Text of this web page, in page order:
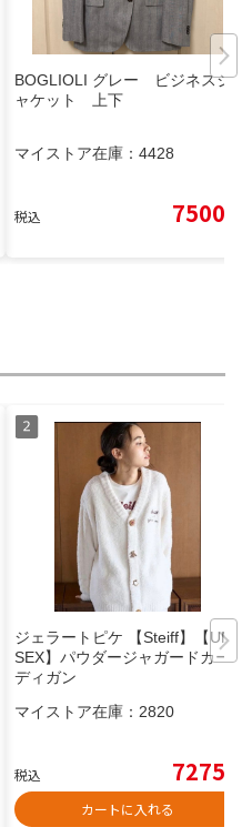
BOGLIOLI グレー ビジネスジ
ャケット 上下
マイストア在庫： 4428
税込 7500
ジェラートピケ 【Steiff】【UNI
SEX】パウダージャガードカー
ディガン
マイストア在庫： 2820
税込 7275
カートに入れる